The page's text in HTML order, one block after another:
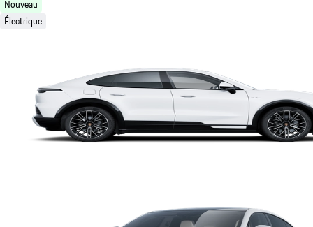
Nouveau
Électrique